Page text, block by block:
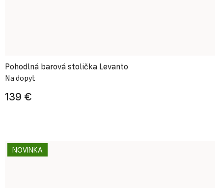
Pohodlná barová stolička Levanto
Na dopyt
139 €
NOVINKA